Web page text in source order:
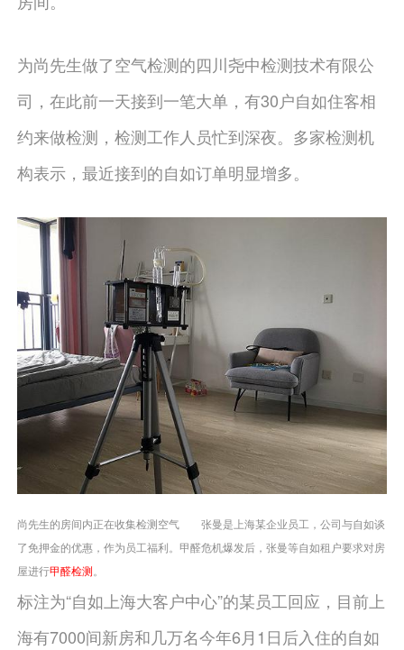
为尚先生做了空气检测的四川尧中检测技术有限公
司，在此前一天接到一笔大单，有30户自如住客相
约来做检测，检测工作人员忙到深夜。多家检测机
构表示，最近接到的自如订单明显增多。
尚先生的房间内正在收集检测空气 张曼是上海某企业员工，公司与自如谈
了免押金的优惠，作为员工福利。甲醛危机爆发后，张曼等自如租户要求对房
屋进行甲醛检测。
标注为“自如上海大客户中心”的某员工回应，目前上
海有7000间新房和几万名今年6月1日后入住的自如